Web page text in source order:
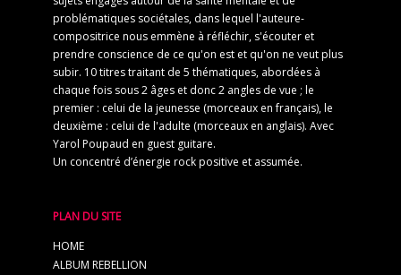
problématiques sociétales, dans lequel l'auteure-
compositrice nous emmène à réfléchir, s'écouter et
prendre conscience de ce qu'on est et qu'on ne veut plus
subir. 10 titres traitant de 5 thématiques, abordées à
chaque fois sous 2 âges et donc 2 angles de vue ; le
premier : celui de la jeunesse (morceaux en français), le
deuxième : celui de l'adulte (morceaux en anglais). Avec
Yarol Poupaud en guest guitare.
Un concentré d’énergie rock positive et assumée.
PLAN DU SITE
HOME
ALBUM REBELLION